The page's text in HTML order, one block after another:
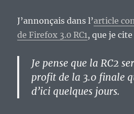
J’annonçais dans l’article
de Firefox 3.0 RC1, que je cite
Je pense que la RC2
profit de la 3.0 finale
d’ici quelques jours.